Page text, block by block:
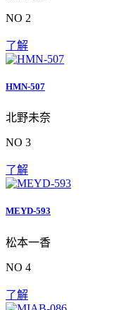
NO 2
了解
HMN-507
北野未奈
NO 3
了解
MEYD-593
松本一香
NO 4
了解